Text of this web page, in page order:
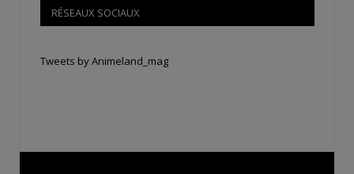
RÉSEAUX SOCIAUX
Tweets by Animeland_mag